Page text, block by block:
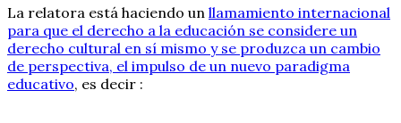
La relatora está haciendo un llamamiento internacional
para que el derecho a la educación se considere un
derecho cultural en sí mismo y se produzca un cambio
de perspectiva, el impulso de un nuevo paradigma
educativo, es decir :